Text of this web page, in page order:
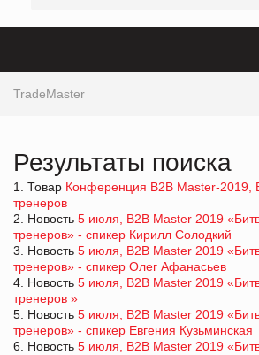
TradeMaster
Результаты поиска
1. Товар Конференция B2B Master-2019,
тренеров
2. Новость 5 июля, B2B Master 2019
тренеров» - спикер Кирилл Солодкий
3. Новость 5 июля, B2B Master 2019
тренеров» - спикер Олег Афанасьев
4. Новость 5 июля, B2B Master 2019
тренеров »
5. Новость 5 июля, B2B Master 2019
тренеров» - спикер Евгения Кузьминская
6. Новость 5 июля, B2B Master 2019